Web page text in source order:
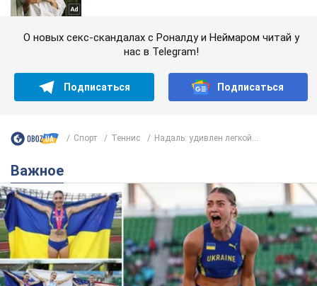
О новых секс-скандалах с Роналду и Неймаром читай у
нас в Telegram!
Подписаться Подписаться
Спорт Теннис Надаль: удивлен легкой...
Важное